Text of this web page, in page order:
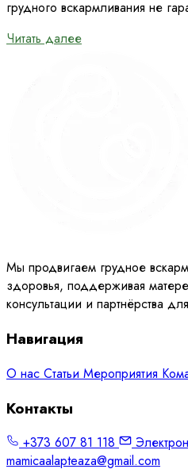
грудного вскармливания не
Читать далее
Мы продвигаем грудное
здоровья, поддерживая
консультации и партнёрства
Навигация
О нас Статьи Мероприятия
Контакты
+373 607 81 118
mamicaalapteaza@gmail.com